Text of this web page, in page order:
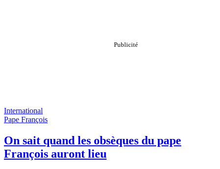
International
Pape François
On sait quand les obsèques du pape
François auront lieu